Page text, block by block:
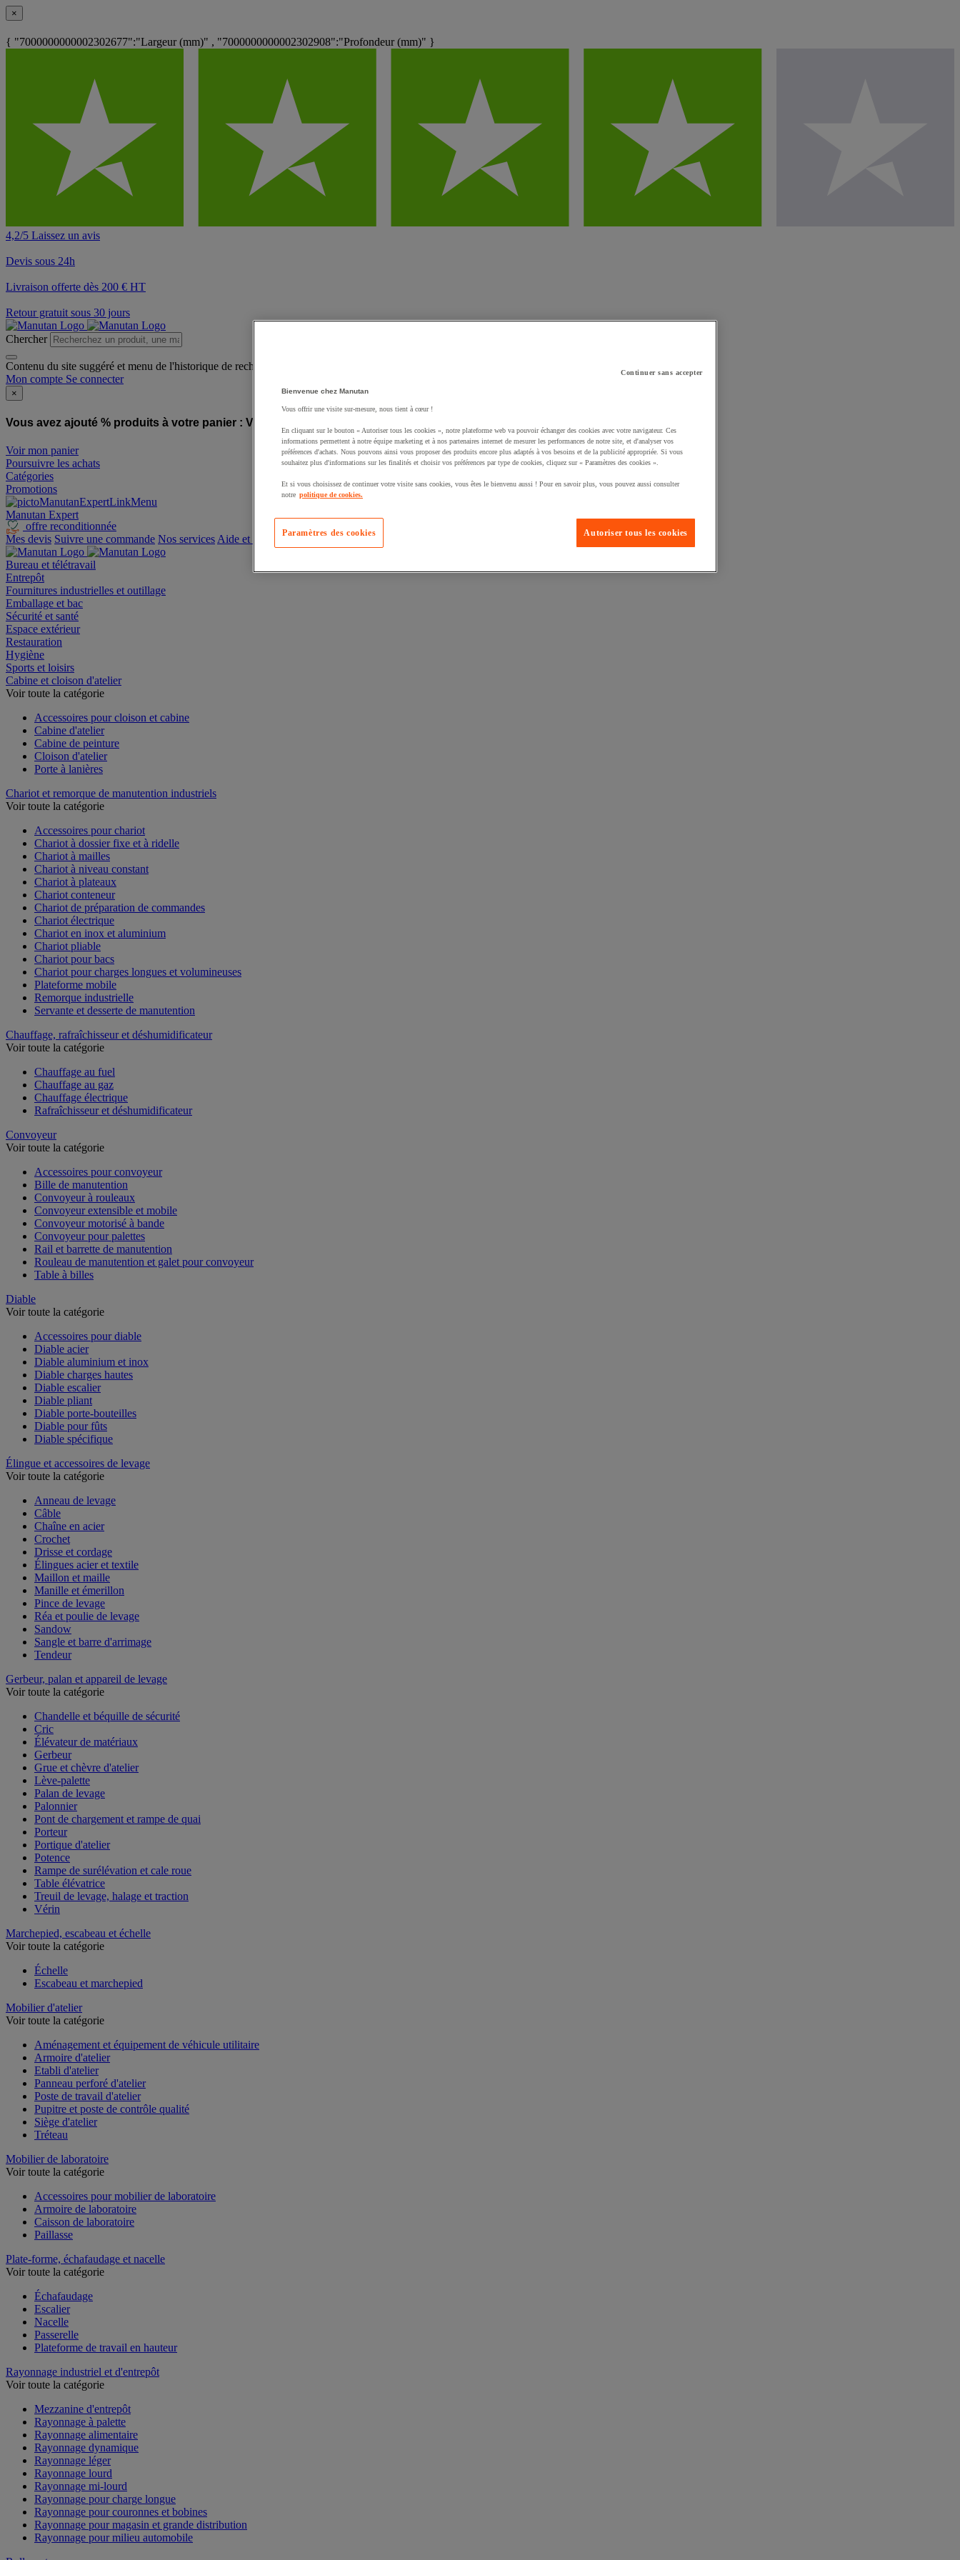
×
{ "7000000000002302677":"Largeur (mm)" , "7000000000002302908":"Profondeur (mm)" }
4,2/5 Laissez un avis
Devis sous 24h
Livraison offerte dès 200 € HT
Retour gratuit sous 30 jours
Chercher
Contenu du site suggéré et menu de l'historique de recherche
Mon compte Se connecter
×
Vous avez ajouté % produits à votre panier : Vous avez ajouté un produit à votre panier :
Voir mon panier
Poursuivre les achats
Catégories
Promotions
Manutan Expert
offre reconditionnée
Mes devis Suivre une commande Nos services Aide et contact
Bureau et télétravail
Entrepôt
Fournitures industrielles et outillage
Emballage et bac
Sécurité et santé
Espace extérieur
Restauration
Hygiène
Sports et loisirs
Cabine et cloison d'atelier
Voir toute la catégorie
Accessoires pour cloison et cabine
Cabine d'atelier
Cabine de peinture
Cloison d'atelier
Porte à lanières
Chariot et remorque de manutention industriels
Voir toute la catégorie
Accessoires pour chariot
Chariot à dossier fixe et à ridelle
Chariot à mailles
Chariot à niveau constant
Chariot à plateaux
Chariot conteneur
Chariot de préparation de commandes
Chariot électrique
Chariot en inox et aluminium
Chariot pliable
Chariot pour bacs
Chariot pour charges longues et volumineuses
Plateforme mobile
Remorque industrielle
Servante et desserte de manutention
Chauffage, rafraîchisseur et déshumidificateur
Voir toute la catégorie
Chauffage au fuel
Chauffage au gaz
Chauffage électrique
Rafraîchisseur et déshumidificateur
Convoyeur
Voir toute la catégorie
Accessoires pour convoyeur
Bille de manutention
Convoyeur à rouleaux
Convoyeur extensible et mobile
Convoyeur motorisé à bande
Convoyeur pour palettes
Rail et barrette de manutention
Rouleau de manutention et galet pour convoyeur
Table à billes
Diable
Voir toute la catégorie
Accessoires pour diable
Diable acier
Diable aluminium et inox
Diable charges hautes
Diable escalier
Diable pliant
Diable porte-bouteilles
Diable pour fûts
Diable spécifique
Élingue et accessoires de levage
Voir toute la catégorie
Anneau de levage
Câble
Chaîne en acier
Crochet
Drisse et cordage
Élingues acier et textile
Maillon et maille
Manille et émerillon
Pince de levage
Réa et poulie de levage
Sandow
Sangle et barre d'arrimage
Tendeur
Gerbeur, palan et appareil de levage
Voir toute la catégorie
Chandelle et béquille de sécurité
Cric
Élévateur de matériaux
Gerbeur
Grue et chèvre d'atelier
Lève-palette
Palan de levage
Palonnier
Pont de chargement et rampe de quai
Porteur
Portique d'atelier
Potence
Rampe de surélévation et cale roue
Table élévatrice
Treuil de levage, halage et traction
Vérin
Marchepied, escabeau et échelle
Voir toute la catégorie
Échelle
Escabeau et marchepied
Mobilier d'atelier
Voir toute la catégorie
Aménagement et équipement de véhicule utilitaire
Armoire d'atelier
Etabli d'atelier
Panneau perforé d'atelier
Poste de travail d'atelier
Pupitre et poste de contrôle qualité
Siège d'atelier
Tréteau
Mobilier de laboratoire
Voir toute la catégorie
Accessoires pour mobilier de laboratoire
Armoire de laboratoire
Caisson de laboratoire
Paillasse
Plate-forme, échafaudage et nacelle
Voir toute la catégorie
Échafaudage
Escalier
Nacelle
Passerelle
Plateforme de travail en hauteur
Rayonnage industriel et d'entrepôt
Voir toute la catégorie
Mezzanine d'entrepôt
Rayonnage à palette
Rayonnage alimentaire
Rayonnage dynamique
Rayonnage léger
Rayonnage lourd
Rayonnage mi-lourd
Rayonnage pour charge longue
Rayonnage pour couronnes et bobines
Rayonnage pour magasin et grande distribution
Rayonnage pour milieu automobile
Continuer sans accepter
Bienvenue chez Manutan
Vous offrir une visite sur-mesure, nous tient à cœur !
En cliquant sur le bouton « Autoriser tous les cookies », notre plateforme web va pouvoir échanger des cookies avec votre navigateur. Ces
informations permettent à notre équipe marketing et à nos partenaires internet de mesurer les performances de notre site, et d'analyser vos
préférences d'achats. Nous pouvons ainsi vous proposer des produits encore plus adaptés à vos besoins et de la publicité appropriée. Si vous
souhaitez plus d'informations sur les finalités et choisir vos préférences par type de cookies, cliquez sur « Paramètres des cookies ».
Et si vous choisissez de continuer votre visite sans cookies, vous êtes le bienvenu aussi ! Pour en savoir plus, vous pouvez aussi consulter
notre politique de cookies.
Autoriser tous les cookies
Paramètres des cookies